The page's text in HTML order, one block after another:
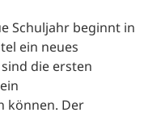
Schuljahr beginnt in
ein neues
die ersten
können. Der